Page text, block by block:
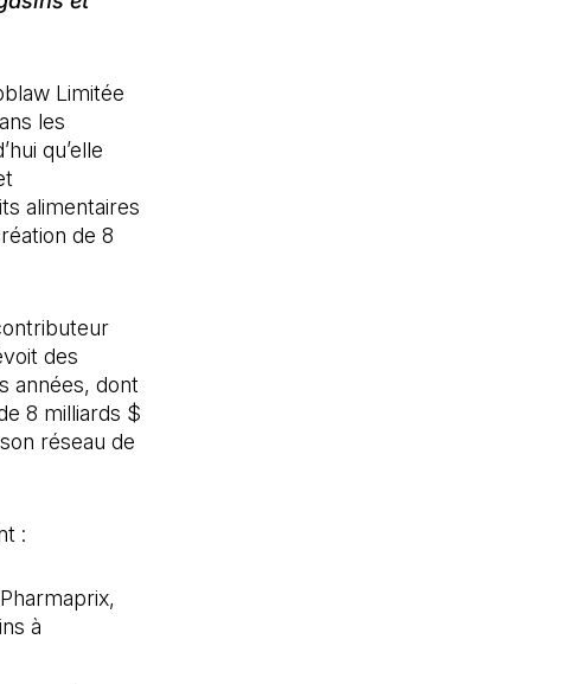
Limitée
les
qu’elle
alimentaires
de 8
des
années, dont
8 milliards $
réseau de
:
à